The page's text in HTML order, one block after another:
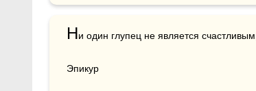
Ни один глупец не является
Эпикур